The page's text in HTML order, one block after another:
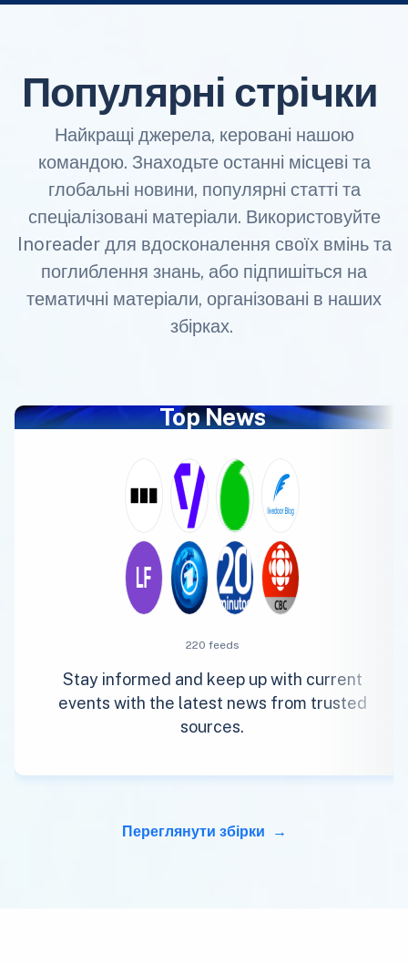
Популярні стрічки
Найкращі джерела, керовані нашою
командою. Знаходьте останні місцеві та
глобальні новини, популярні статті та
спеціалізовані матеріали. Використовуйте
Inoreader для вдосконалення своїх вмінь та
поглиблення знань, або підпишіться на
тематичні матеріали, організовані в наших
збірках.
Top News
220 feeds
Stay informed and keep up with current
events with the latest news from trusted
sources.
Переглянути збірки